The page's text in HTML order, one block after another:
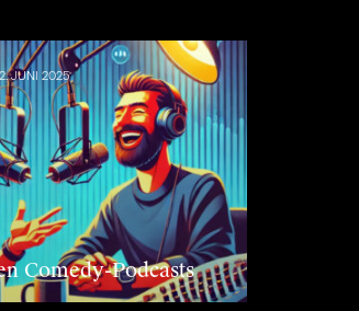
JUNI 2025
Comedy-Podcasts